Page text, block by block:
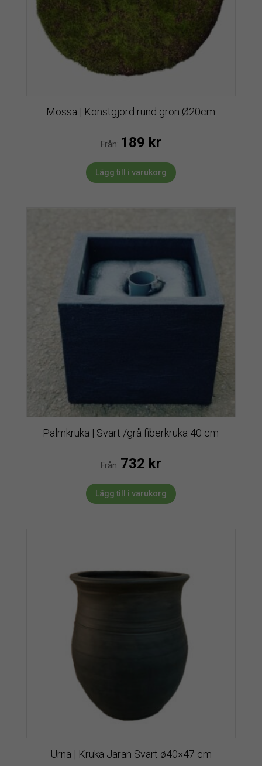
Mossa | Konstgjord rund grön Ø20cm
Från: 189 kr
Lägg till i varukorg
Palmkruka | Svart /grå fiberkruka 40 cm
Från: 732 kr
Lägg till i varukorg
Urna | Kruka Jaran Svart ø40×47 cm